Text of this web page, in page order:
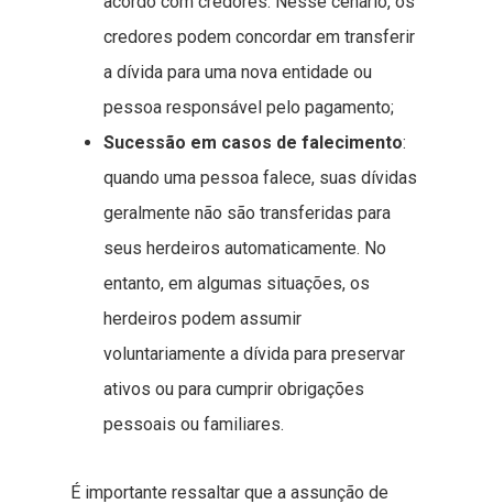
credores podem concordar em transferir
a dívida para uma nova entidade ou
pessoa responsável pelo pagamento;
Sucessão em casos de falecimento:
quando uma pessoa falece, suas dívidas
geralmente não são transferidas para
seus herdeiros automaticamente. No
entanto, em algumas situações, os
herdeiros podem assumir
voluntariamente a dívida para preservar
ativos ou para cumprir obrigações
pessoais ou familiares.
É importante ressaltar que a assunção de